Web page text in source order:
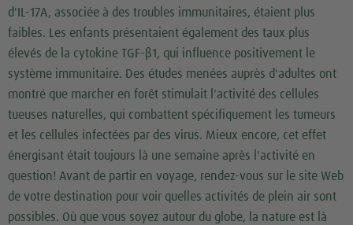
d'IL-17A, associée à des troubles immunitaires, étaient plus
faibles. Les enfants présentaient également des taux plus
élevés de la cytokine TGF-β1, qui influence positivement le
système immunitaire. Des études menées auprès d'adultes ont
montré que marcher en forêt stimulait l'activité des cellules
tueuses naturelles, qui combattent spécifiquement les tumeurs
et les cellules infectées par des virus. Mieux encore, cet effet
énergisant était toujours là une semaine après l'activité en
question! Avant de partir en voyage, rendez-vous sur le site Web
de votre destination pour voir quelles activités de plein air sont
possibles. Où que vous soyez autour du globe, la nature est là